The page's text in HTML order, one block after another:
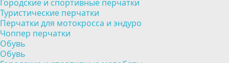
Городские и спортивные перчатки
Туристические перчатки
Перчатки для мотокросса и эндуро
Чоппер перчатки
Обувь
Обувь